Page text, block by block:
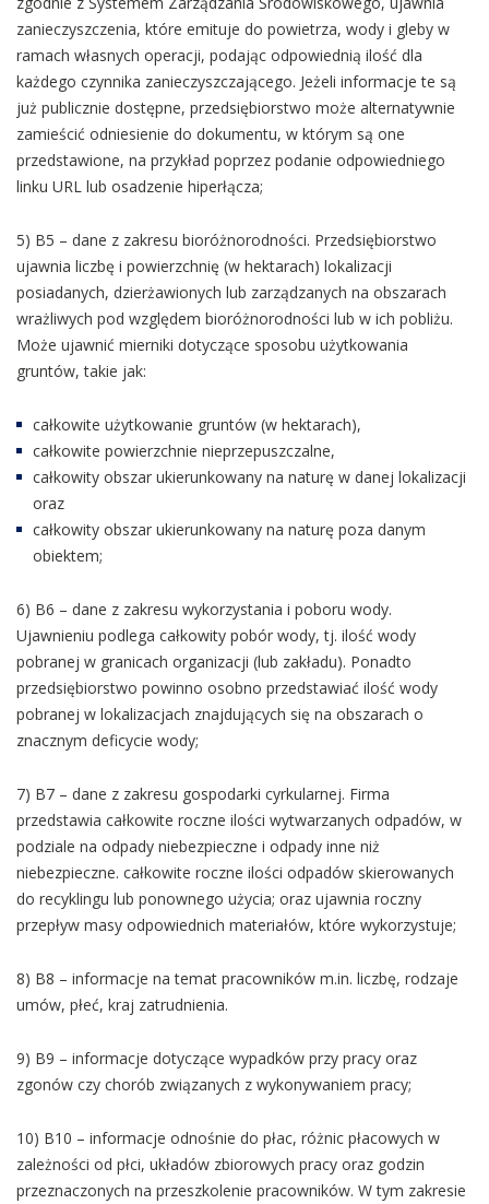
zanieczyszczenia, które emituje do powietrza, wody i gleby w
ramach własnych operacji, podając odpowiednią ilość dla
każdego czynnika zanieczyszczającego. Jeżeli informacje te są
już publicznie dostępne, przedsiębiorstwo może alternatywnie
zamieścić odniesienie do dokumentu, w którym są one
przedstawione, na przykład poprzez podanie odpowiedniego
linku URL lub osadzenie hiperłącza;
5) B5 – dane z zakresu bioróżnorodności. Przedsiębiorstwo
ujawnia liczbę i powierzchnię (w hektarach) lokalizacji
posiadanych, dzierżawionych lub zarządzanych na obszarach
wrażliwych pod względem bioróżnorodności lub w ich pobliżu.
Może ujawnić mierniki dotyczące sposobu użytkowania
gruntów, takie jak:
całkowite użytkowanie gruntów (w hektarach),
całkowite powierzchnie nieprzepuszczalne,
całkowity obszar ukierunkowany na naturę w danej lokalizacji
oraz
całkowity obszar ukierunkowany na naturę poza danym
obiektem;
6) B6 – dane z zakresu wykorzystania i poboru wody.
Ujawnieniu podlega całkowity pobór wody, tj. ilość wody
pobranej w granicach organizacji (lub zakładu). Ponadto
przedsiębiorstwo powinno osobno przedstawiać ilość wody
pobranej w lokalizacjach znajdujących się na obszarach o
znacznym deficycie wody;
7) B7 – dane z zakresu gospodarki cyrkularnej. Firma
przedstawia całkowite roczne ilości wytwarzanych odpadów, w
podziale na odpady niebezpieczne i odpady inne niż
niebezpieczne. całkowite roczne ilości odpadów skierowanych
do recyklingu lub ponownego użycia; oraz ujawnia roczny
przepływ masy odpowiednich materiałów, które wykorzystuje;
8) B8 – informacje na temat pracowników m.in. liczbę, rodzaje
umów, płeć, kraj zatrudnienia.
9) B9 – informacje dotyczące wypadków przy pracy oraz
zgonów czy chorób związanych z wykonywaniem pracy;
10) B10 – informacje odnośnie do płac, różnic płacowych w
zależności od płci, układów zbiorowych pracy oraz godzin
przeznaczonych na przeszkolenie pracowników. W tym zakresie